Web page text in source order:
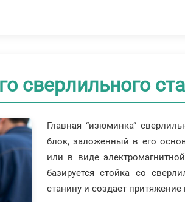
сверлильного
Главная “изюминка”
блок, заложенный в его
или в виде
базируется стойка со
станину и создает